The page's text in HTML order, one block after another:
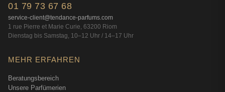
01 79 73 67 68
service-client@tendance-parfums.com
1 rue Pierre et Marie Curie, 63200 Riom
Dienstag bis Samstag, 10–12 Uhr / 14–17 Uhr
MEHR ERFAHREN
Beratungsbereich
Unsere Parfümerien